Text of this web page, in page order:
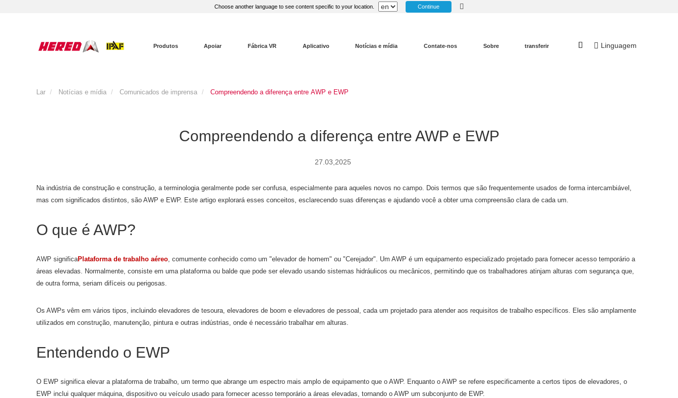
Choose another language to see content specific to your location. Continue
Produtos Apoiar Fábrica VR Aplicativo Notícias e mídia Contate-nos Sobre transferir Linguagem
Lar Notícias e mídia Comunicados de imprensa Compreendendo a diferença entre AWP e EWP
Compreendendo a diferença entre AWP e EWP
27.03,2025
Na indústria de construção e construção, a terminologia geralmente pode ser confusa, especialmente para aqueles novos no campo. Dois termos que são frequentemente usados ​​de forma intercambiável,
mas com significados distintos, são AWP e EWP. Este artigo explorará esses conceitos, esclarecendo suas diferenças e ajudando você a obter uma compreensão clara de cada um.
O que é AWP?
AWP significaPlataforma de trabalho aéreo, comumente conhecido como um "elevador de homem" ou "Cerejador". Um AWP é um equipamento especializado projetado para fornecer acesso temporário a
áreas elevadas. Normalmente, consiste em uma plataforma ou balde que pode ser elevado usando sistemas hidráulicos ou mecânicos, permitindo que os trabalhadores atinjam alturas com segurança que,
de outra forma, seriam difíceis ou perigosas.
Os AWPs vêm em vários tipos, incluindo elevadores de tesoura, elevadores de boom e elevadores de pessoal, cada um projetado para atender aos requisitos de trabalho específicos. Eles são amplamente
utilizados em construção, manutenção, pintura e outras indústrias, onde é necessário trabalhar em alturas.
Entendendo o EWP
O EWP significa elevar a plataforma de trabalho, um termo que abrange um espectro mais amplo de equipamento que o AWP. Enquanto o AWP se refere especificamente a certos tipos de elevadores, o
EWP inclui qualquer máquina, dispositivo ou veículo usado para fornecer acesso temporário a áreas elevadas, tornando o AWP um subconjunto de EWP.